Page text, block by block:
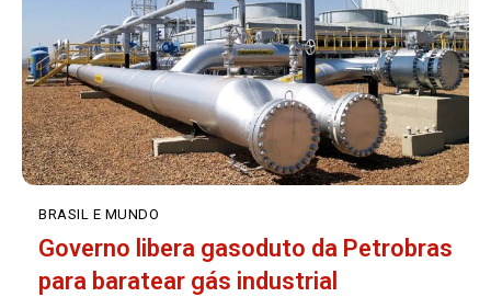
BRASIL E MUNDO
Governo libera gasoduto da Petrobras
para baratear gás industrial